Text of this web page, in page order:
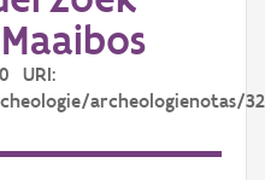
URI:
archeologienotas/